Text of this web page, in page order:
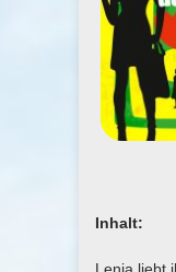
Inhalt: